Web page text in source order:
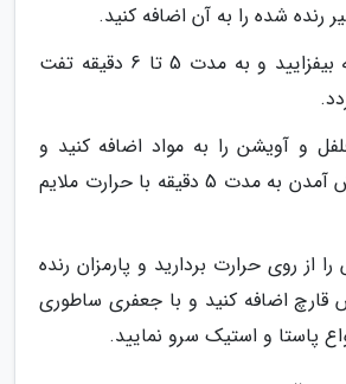
رنده شده را به آن اضافه کنید.
قارچ را به تابه بیفزایید و به مدت 5 تا 6 دقیقه تفت
و آویشن را به مواد اضافه کنید و
پس از به جوش آمدن به مدت 5 دقیقه با حرارت ملایم
از روی حرارت بردارید و پارمزان رنده
اضافه کنید و با جعفری ساطوری
پاستا و استیک سرو نمایید.